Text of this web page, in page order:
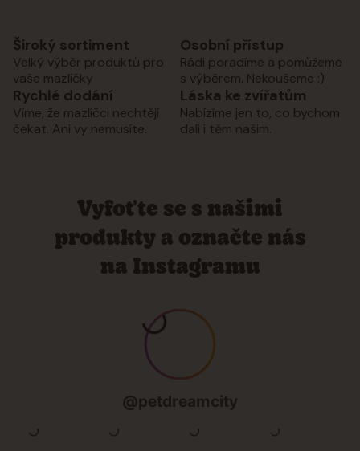
Široký sortiment
Velký výběr produktů pro
vaše mazlíčky
Osobní přístup
Rádi poradíme a pomůžeme
s výběrem. Nekoušeme :)
Rychlé dodání
Víme, že mazlíčci nechtějí
čekat. Ani vy nemusíte.
Láska ke zvířatům
Nabízíme jen to, co bychom
dali i těm našim.
Vyfoťte se s našimi
produkty a označte nás
na Instagramu